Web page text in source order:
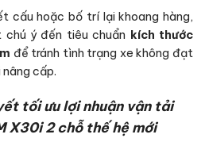
cấu hoặc bố trí lại khoang hàng,
ý đến tiêu chuẩn kích thước
để tránh tình trạng xe không đạt
cấp.
tối ưu lợi nhuận vận tải
X30i 2 chỗ thế hệ mới